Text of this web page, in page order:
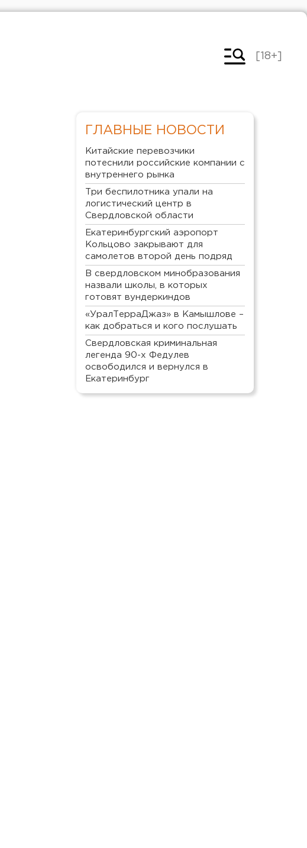
[18+]
ГЛАВНЫЕ НОВОСТИ
Китайские перевозчики
потеснили российские компании с
внутреннего рынка
Три беспилотника упали на
логистический центр в
Свердловской области
Екатеринбургский аэропорт
Кольцово закрывают для
самолетов второй день подряд
В свердловском минобразования
назвали школы, в которых
готовят вундеркиндов
«УралТерраДжаз» в Камышлове –
как добраться и кого послушать
Свердловская криминальная
легенда 90-х Федулев
освободился и вернулся в
Екатеринбург